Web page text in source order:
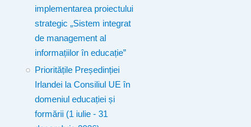
implementarea proiectului
strategic „Sistem integrat
de management al
informațiilor în educație”
Prioritățile Președinției
Irlandei la Consiliul UE în
domeniul educației și
formării (1 iulie - 31